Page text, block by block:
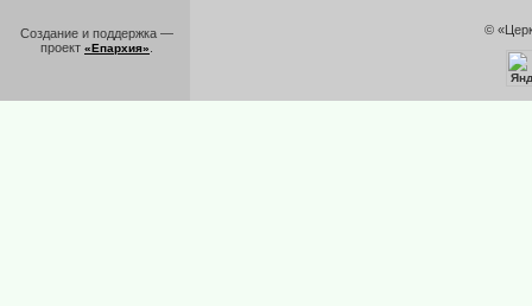
Создание и поддержка —
проект «Епархия»
©